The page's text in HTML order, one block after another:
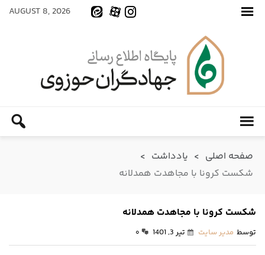
AUGUST 8, 2026
صفحه اصلی > یادداشت >
شکست کرونا با مجاهدت همدلانه
شکست کرونا با مجاهدت همدلانه
توسط مدیر سایت تیر 3, 1401 ۰